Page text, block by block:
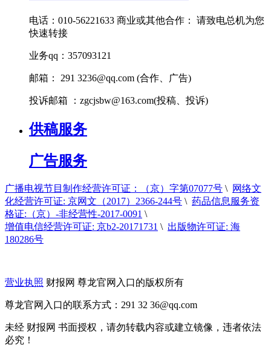
电话：010-56221633 商业或其他合作： 请致电总机为您
快速转接
业务qq：357093121
邮箱： 291 3236@qq.com (合作、广告)
投诉邮箱 ： zgcjsbw@163.com(投稿、投诉)
供稿服务
广告服务
广播电视节目制作经营许可证：（京）字第07077号 \ 网络文
化经营许可证: 京网文（2017）2366-244号 \ 药品信息服务资
格证:（京）-非经营性-2017-0091 \
增值电信经营许可证: 京b2-20171731 \ 出版物许可证: 海
180286号
营业执照 财报网 尊龙官网入口的版权所有
尊龙官网入口的联系方式：291 32 36@qq.com
未经 财报网 书面授权，请勿转载内容或建立镜像，违者依法
必究！